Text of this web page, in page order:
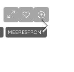
MEERESFRONT